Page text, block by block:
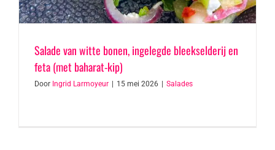
Salade van witte bonen, ingelegde bleekselderij en
feta (met baharat-kip)
Door Ingrid Larmoyeur 15 mei 2026 Salades